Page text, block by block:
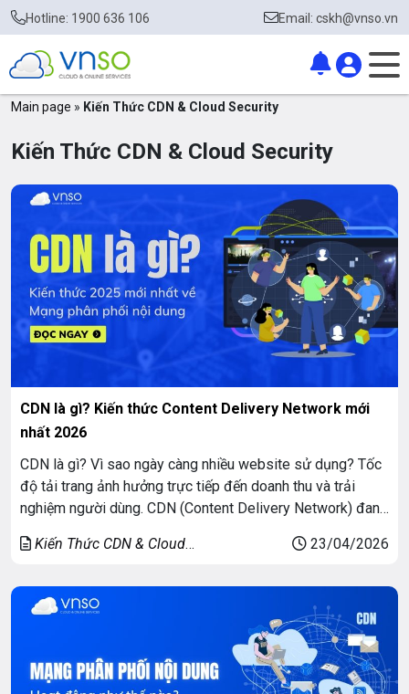
Hotline: 1900 636 106 Email: cskh@vnso.vn
Main page » Kiến Thức CDN & Cloud Security
Kiến Thức CDN & Cloud Security
CDN là gì? Kiến thức Content Delivery Network mới
nhất 2026
CDN là gì? Vì sao ngày càng nhiều website sử dụng? Tốc
độ tải trang ảnh hưởng trực tiếp đến doanh thu và trải
nghiệm người dùng. CDN (Content Delivery Network) đang
vận hành website. Bài viết sau sẽ làm rõ được CDN là […]
Kiến Thức CDN & Cloud
23/04/2026